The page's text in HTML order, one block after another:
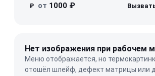
₽ от 1000 ₽
Нет изображения при рабочем
Меню отображается, но
отошёл шлейф, дефект матрицы или